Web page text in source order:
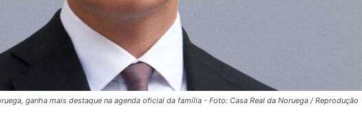
ganha mais destaque na agenda oficial da família - Foto: Casa Real da Noruega / Reprodução